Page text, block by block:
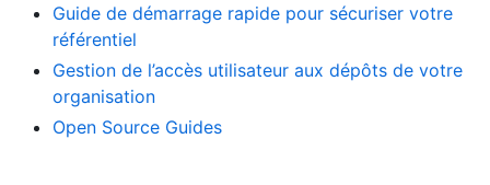
Guide de démarrage rapide pour sécuriser votre
référentiel
Gestion de l’accès utilisateur aux dépôts de votre
organisation
Open Source Guides